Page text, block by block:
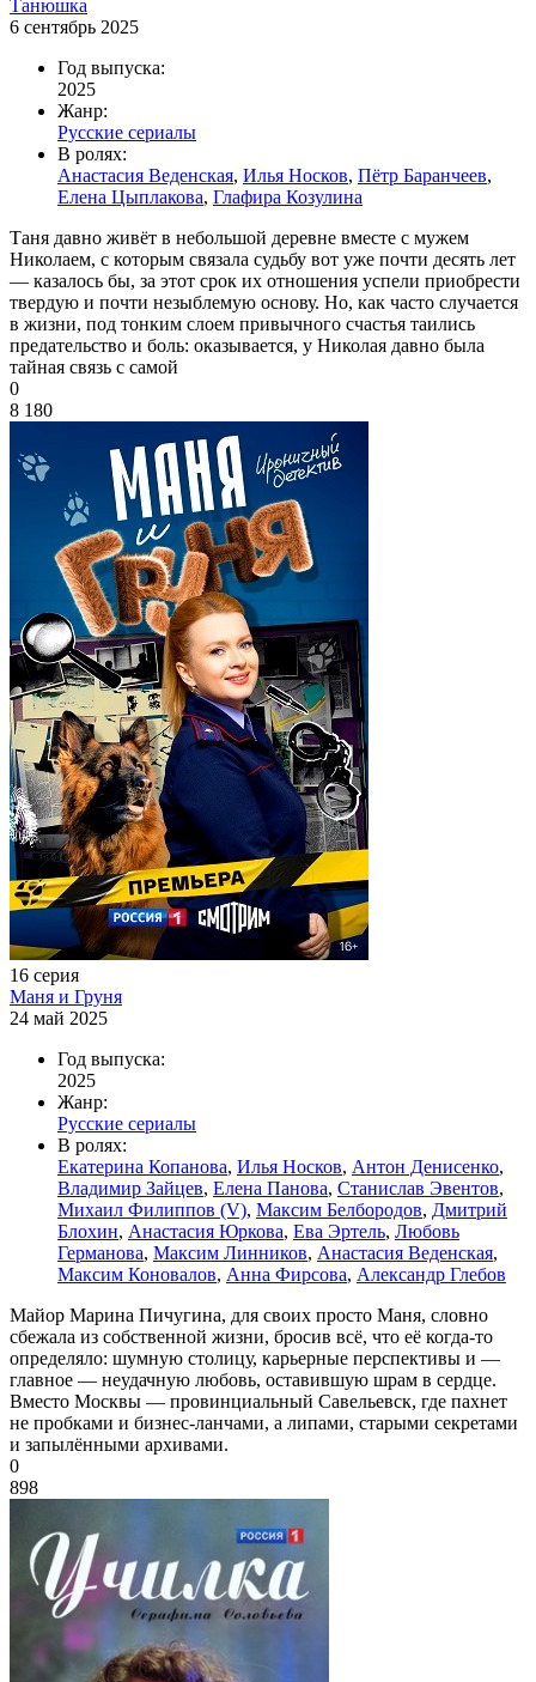
Танюшка
6 сентябрь 2025
Год выпуска:
2025
Жанр:
Русские сериалы
В ролях:
Анастасия Веденская, Илья Носков, Пётр Баранчеев,
Елена Цыплакова, Глафира Козулина
Таня давно живёт в небольшой деревне вместе с мужем
Николаем, с которым связала судьбу вот уже почти десять лет
— казалось бы, за этот срок их отношения успели приобрести
твердую и почти незыблемую основу. Но, как часто случается
в жизни, под тонким слоем привычного счастья таились
предательство и боль: оказывается, у Николая давно была
тайная связь с самой
0
8 180
16 серия
Маня и Груня
24 май 2025
Год выпуска:
2025
Жанр:
Русские сериалы
В ролях:
Екатерина Копанова, Илья Носков, Антон Денисенко,
Владимир Зайцев, Елена Панова, Станислав Эвентов,
Михаил Филиппов (V), Максим Белбородов, Дмитрий
Блохин, Анастасия Юркова, Ева Эртель, Любовь
Германова, Максим Линников, Анастасия Веденская,
Максим Коновалов, Анна Фирсова, Александр Глебов
Майор Марина Пичугина, для своих просто Маня, словно
сбежала из собственной жизни, бросив всё, что её когда-то
определяло: шумную столицу, карьерные перспективы и —
главное — неудачную любовь, оставившую шрам в сердце.
Вместо Москвы — провинциальный Савельевск, где пахнет
не пробками и бизнес-ланчами, а липами, старыми секретами
и запылёнными архивами.
0
898